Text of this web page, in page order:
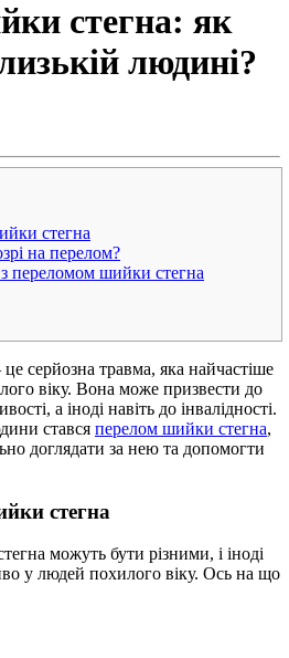
стегна: як
людині?
стегна
на перелом?
переломом шийки стегна
це серйозна травма, яка найчастіше
віку. Вона може призвести до
а іноді навіть до інвалідності.
стався перелом шийки стегна,
доглядати за нею та допомогти
стегна
можуть бути різними, і іноді
у людей похилого віку. Ось на що